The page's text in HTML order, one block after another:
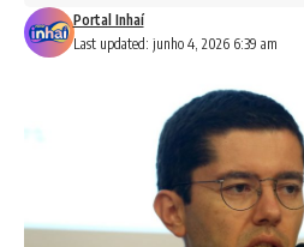
Last updated: junho 4, 2026 6:39 am
Portal Inhaí